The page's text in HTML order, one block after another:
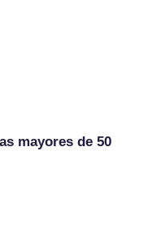
mayores de 50